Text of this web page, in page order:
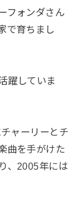
フォンダさん
で育ちまし
躍していま
ャーリーとチ
曲を手がけた
、2005年には